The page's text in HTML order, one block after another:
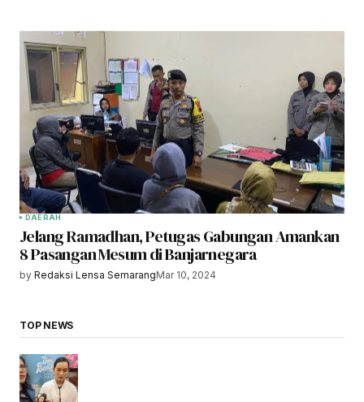
DAERAH
Jelang Ramadhan, Petugas Gabungan Amankan
8 Pasangan Mesum di Banjarnegara
by Redaksi Lensa SemarangMar 10, 2024
TOP NEWS